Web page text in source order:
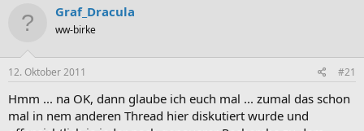
Graf_Dracula
ww-birke
12. Oktober 2011 #21
Hmm ... na OK, dann glaube ich euch mal ... zumal das schon
mal in nem anderen Thread hier diskutiert wurde und